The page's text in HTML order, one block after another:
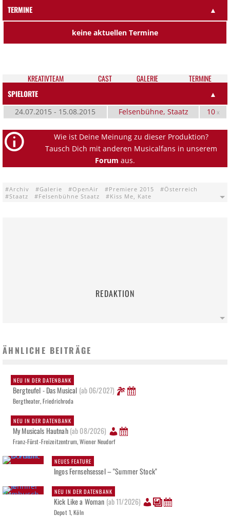
TERMINE
▲
keine aktuellen Termine
KREATIV­TEAM CAST GALE­RIE
TER­MI­NE
SPIELORTE
▲
24.07.2015 - 15.08.2015 Felsenbühne, Staatz 10x
Wie ist Deine Meinung zu dieser Produktion?
Tausch Dich mit anderen Musicalfans in unserem
Forum aus.
Archiv Galerie OpenAir Premiere 2015
Österreich
Staatz
Felsenbühne Staatz Kiss Me, Kate
REDAKTION
ÄHNLICHE BEITRÄGE
NEU IN DER DATENBANK
Bergteufel - Das Musical (ab 06/2027)
Bergtheater, Friedrichroda
NEU IN DER DATENBANK
My Musicals Hautnah(ab 08/2026)
Franz-Fürst-Freizeitzentrum, Wiener Neudorf
NEUES FEATURE
Ingos Fernsehsessel – "Summer Stock"
NEU IN DER DATENBANK
Kick Like a Woman (ab 11/2026)
Depot 1, Köln